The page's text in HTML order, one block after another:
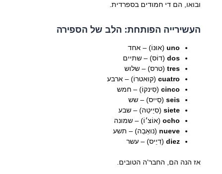
ובואו, הם די חמודים בספרדית.
העשירייה הפותחת: הלב של הספירה
uno(אוּנוֹ) – אחד
dos(דוֹס) – שתיים
tres(טרס) – שלוש
cuatro(קוּאטרוֹ) – ארבע
cinco(סִינקוֹ) – חמש
seis(סֵייִס) – שש
siete(סִיֵיטֵה) – שבע
ocho(אוֹצ׳וֹ) – שמונה
nueve (נוּאֵבֵה) – תשע
diez(דִיֵיס) – עשר
אז הנה הם, החבר'ה הטובים.